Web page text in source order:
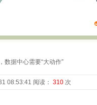
数据中心需要“大动作”
08:53:41 阅读： 310 次